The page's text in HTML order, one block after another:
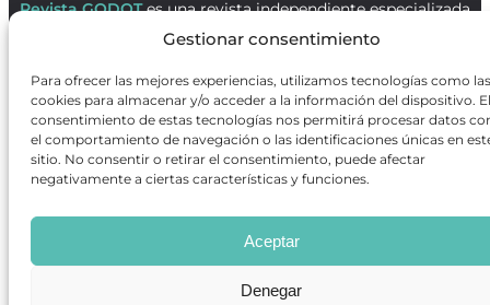
Gestionar consentimiento
Para ofrecer las mejores experiencias, utilizamos tecnologías como las
cookies para almacenar y/o acceder a la información del dispositivo. El
consentimiento de estas tecnologías nos permitirá procesar datos
el comportamiento de navegación o las identificaciones únicas en
sitio. No consentir o retirar el consentimiento, puede afectar
negativamente a ciertas características y funciones.
Aceptar
Denegar
Revista GODOTes una revista independiente especializada
en información sobre artes escénicas de Madrid, gratuita y
que se distribuye en espacios escénicos, además de otros
Revista de Artes Escénicas GODOT © 2026
Desarrollado porPrecise Future